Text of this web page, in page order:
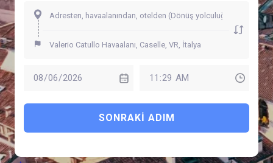
SONRAKI ADIM